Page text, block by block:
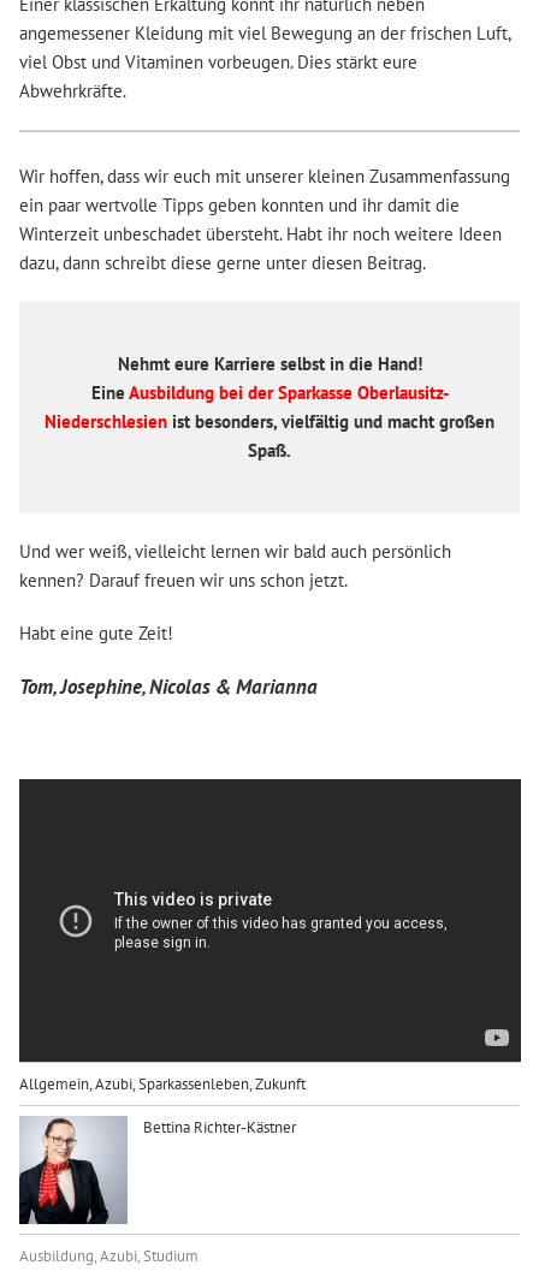
angemessener Kleidung mit viel Bewegung an der frischen Luft,
viel Obst und Vitaminen vorbeugen. Dies stärkt eure
Abwehrkräfte.
Wir hoffen, dass wir euch mit unserer kleinen Zusammenfassung
ein paar wertvolle Tipps geben konnten und ihr damit die
Winterzeit unbeschadet übersteht. Habt ihr noch weitere Ideen
dazu, dann schreibt diese gerne unter diesen Beitrag.
Nehmt eure Karriere selbst in die Hand!
Eine Ausbildung bei der Sparkasse Oberlausitz-
Niederschlesien ist besonders, vielfältig und macht großen
Spaß.
Und wer weiß, vielleicht lernen wir bald auch persönlich
kennen? Darauf freuen wir uns schon jetzt.
Habt eine gute Zeit!
Tom, Josephine, Nicolas & Marianna
Allgemein,Azubi,Sparkassenleben,Zukunft
Bettina Richter-Kästner
Ausbildung,Azubi,Studium